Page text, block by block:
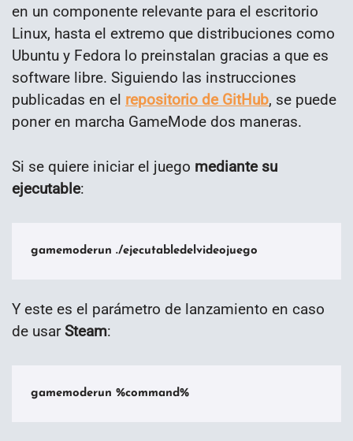
en un componente relevante para el escritorio
Linux, hasta el extremo que distribuciones como
Ubuntu y Fedora lo preinstalan gracias a que es
software libre. Siguiendo las instrucciones
publicadas en el repositorio de GitHub, se puede
poner en marcha GameMode dos maneras.
Si se quiere iniciar el juego mediante su
ejecutable:
gamemoderun ./ejecutabledelvideojuego
Y este es el parámetro de lanzamiento en caso
de usarSteam:
gamemoderun %command%